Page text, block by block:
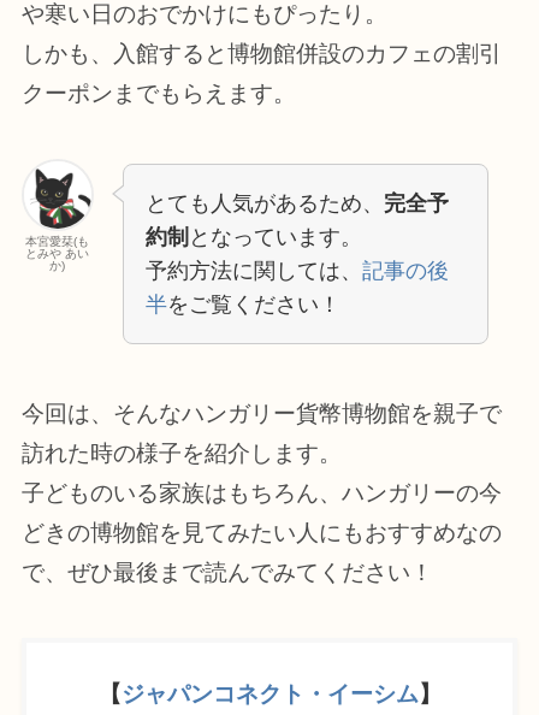
や寒い日のおでかけにもぴったり。
しかも、入館すると博物館併設のカフェの割引
クーポンまでもらえます。
本宮愛栞(も
とみや あい
か)
とても人気があるため、 完全予
約制 となっています。
予約方法に関しては、 記事の後
半をご覧ください！
今回は、そんなハンガリー貨幣博物館を親子で
訪れた時の様子を紹介します。
子どものいる家族はもちろん、ハンガリーの今
どきの博物館を見てみたい人にもおすすめなの
で、ぜひ最後まで読んでみてください！
【 ジャパンコネクト・イーシム】